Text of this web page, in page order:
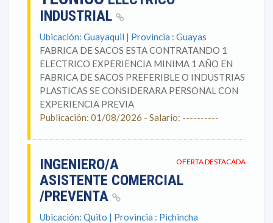
INDUSTRIAL
Ubicación: Guayaquil | Provincia : Guayas
FABRICA DE SACOS ESTA CONTRATANDO 1
ELECTRICO EXPERIENCIA MINIMA 1 AÑO EN
FABRICA DE SACOS PREFERIBLE O INDUSTRIAS
PLASTICAS SE CONSIDERARA PERSONAL CON
EXPERIENCIA PREVIA
Publicación: 01/08/2026 - Salario: ----------
OFERTA DESTACADA
INGENIERO/A
ASISTENTE COMERCIAL
/PREVENTA
Ubicación: Quito | Provincia : Pichincha